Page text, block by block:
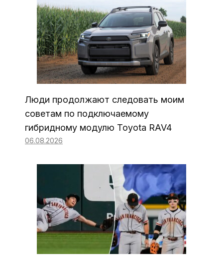
Люди продолжают следовать моим
советам по подключаемому
гибридному модулю Toyota RAV4
06.08.2026